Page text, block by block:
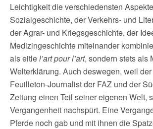
Leichtigkeit die verschiedensten
Sozialgeschichte, der Verkehrs- und
der Agrar- und Kriegsgeschichte, der
Medizingeschichte miteinander
als eitlel’art pour l’art, sondern stets als
Welterklärung. Auch deswegen, weil
Feuilleton-Journalist der FAZ und der
Zeitung einen Teil seiner eigenen Welt,
Vergangenheit nachspürt. Eine
Pferde noch gab und mit ihnen die